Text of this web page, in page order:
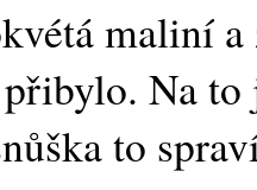
maliní
Na
to